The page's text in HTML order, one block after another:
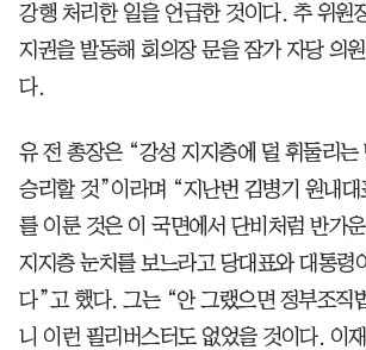
강행 처리한 일을 언급한 것이다. 추 위원
지권을 발동해 회의장 문을 잠가 자당 의
다.
유 전 총장은 “강성 지지층에 덜 휘둘리는
승리할 것”이라며 “지난번 김병기 원내
를 이룬 것은 이 국면에서 단비처럼 반가
지지층 눈치를 보느라고 당대표와 대통령
다”고 했다. 그는 “안 그랬으면 정부조직
니 이런 필리버스터도 없었을 것이다. 이